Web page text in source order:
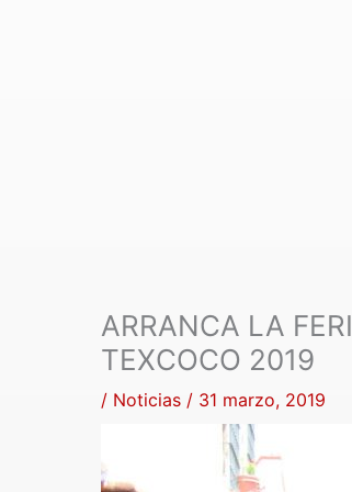
ARRANCA LA
TEXCOCO 2019
/ Noticias / 31 marzo, 2019